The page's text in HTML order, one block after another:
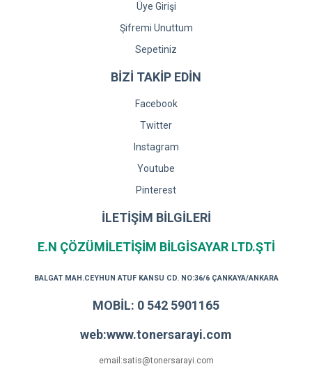
Üye Girişi
Şifremi Unuttum
Sepetiniz
BİZİ TAKİP EDİN
Facebook
Twitter
Instagram
Youtube
Pinterest
İLETİŞİM BİLGİLERİ
E.N ÇÖZÜMİLETİŞİM BİLGİSAYAR LTD.ŞTİ
BALGAT MAH.CEYHUN ATUF KANSU CD. NO:36/6 ÇANKAYA/ANKARA
MOBİL: 0 542 5901165
web:www.tonersarayi.com
email:satis@tonersarayi.com